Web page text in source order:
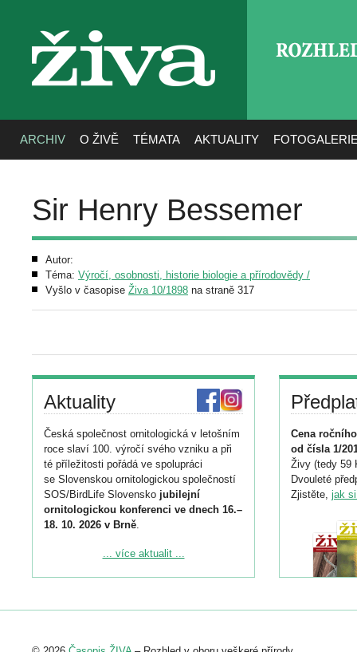
živa
ARCHIV O ŽIVĚ TÉMATA AKTUALITY
Sir Henry Bessemer
Autor:
Téma: Výročí, osobnosti, historie biologie a přírodovědy /
Vyšlo v časopise Živa 10/1898 na straně 317
Aktuality
Česká společnost ornitologická v letošním
roce slaví 100. výročí svého vzniku a při
té příležitosti pořádá ve spolupráci
se Slovenskou ornitologickou společností
SOS/BirdLife Slovensko jubilejní
ornitologickou konferenci ve dnech 16.–
18. 10. 2026 v Brně.
Podrobnější informace ke konferenci
Registrovat se můžete do 6. září.
... více aktualit ...
Cena
od čísla 1/
Živy (tedy 59
Dvouleté
Zjistěte, jak